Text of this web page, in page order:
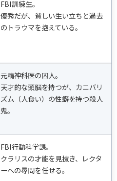
FBI訓練生。
優秀だが、貧しい生い立ちと過去
のトラウマを抱えている。
元精神科医の囚人。
天才的な頭脳を持つが、カニバリ
ズム（人食い）の性癖を持つ殺人
鬼。
FBI行動科学課。
クラリスの才能を見抜き、レクタ
ーへの尋問を任せる。